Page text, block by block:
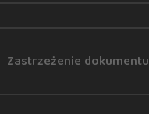
Zastrzeżenie dokumentu